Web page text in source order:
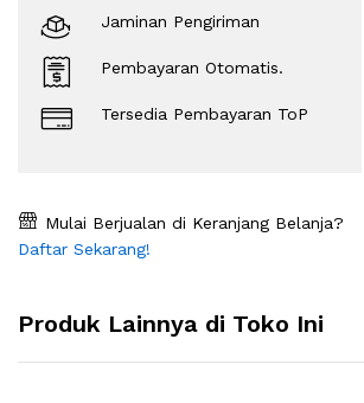
Jaminan Pengiriman
Pembayaran Otomatis.
Tersedia Pembayaran ToP
Mulai Berjualan di Keranjang Belanja?
Daftar Sekarang!
Produk Lainnya di Toko Ini